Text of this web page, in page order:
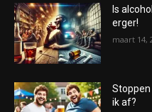
Is
erger!
maart 14,
Stoppen
ik af?